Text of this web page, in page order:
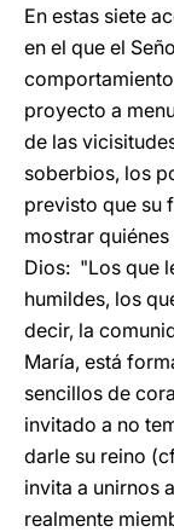
En estas siete
en el que el
proyecto a
de las
soberbios, los
previsto que su
mostrar
Dios: "Los que
humildes, los
decir, la
María, está
sencillos de
invitado a no
darle su reino
invita a unirnos
realmente